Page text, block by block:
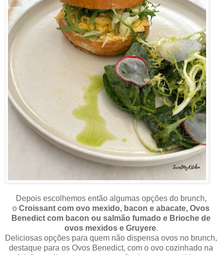
Depois escolhemos então algumas opções do brunch,
o Croissant com ovo mexido, bacon e abacate, Ovos
Benedict com bacon ou salmão fumado e Brioche de
ovos mexidos e Gruyere.
Deliciosas opções para quem não dispensa ovos no brunch,
destaque para os Ovos Benedict, com o ovo cozinhado na